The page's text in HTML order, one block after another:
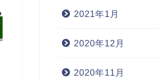
2021年1月
2020年12月
2020年11月